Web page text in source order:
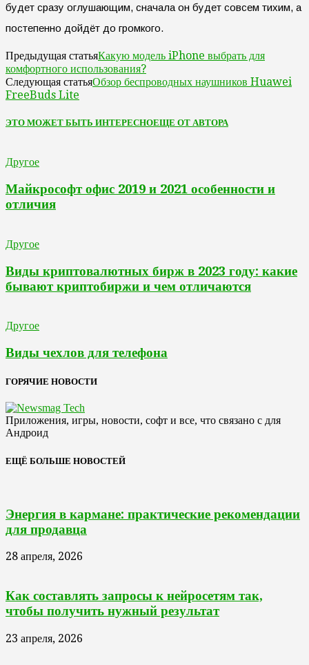
будет сразу оглушающим, сначала он будет совсем тихим, а
постепенно дойдёт до громкого.
Предыдущая статьяКакую модель iPhone выбрать для
комфортного использования?
Следующая статьяОбзор беспроводных наушников Huawei
FreeBuds Lite
ЭТО МОЖЕТ БЫТЬ ИНТЕРЕСНОЕЩЕ ОТ АВТОРА
Другое
Майкрософт офис 2019 и 2021 особенности и
отличия
Другое
Виды криптовалютных бирж в 2023 году: какие
бывают криптобиржи и чем отличаются
Другое
Виды чехлов для телефона
ГОРЯЧИЕ НОВОСТИ
Приложения, игры, новости, софт и все, что связано с для
Андроид
ЕЩЁ БОЛЬШЕ НОВОСТЕЙ
Энергия в кармане: практические рекомендации
для продавца
28 апреля, 2026
Как составлять запросы к нейросетям так,
чтобы получить нужный результат
23 апреля, 2026